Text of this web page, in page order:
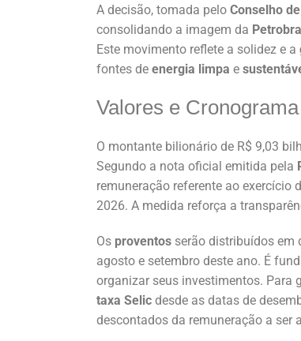
A decisão, tomada pelo Conselho
consolidando a imagem da
Este movimento reflete a solidez e a
fontes de energia limpa e
Valores e
O montante bilionário de R$ 9,03
Segundo a nota oficial emitida pela
remuneração referente ao exercício
2026. A medida reforça a
Os proventos serão distribuídos em
agosto e setembro deste ano. É
organizar seus investimentos. Para
taxa Selic desde as datas de
descontados da remuneração a ser